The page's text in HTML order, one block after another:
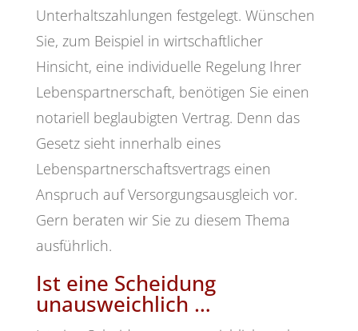
Unterhaltszahlungen festgelegt. Wünschen
Sie, zum Beispiel in wirtschaftlicher
Hinsicht, eine individuelle Regelung Ihrer
Lebenspartnerschaft, benötigen Sie einen
notariell beglaubigten Vertrag. Denn das
Gesetz sieht innerhalb eines
Lebenspartnerschaftsvertrags einen
Anspruch auf Versorgungsausgleich vor.
Gern beraten wir Sie zu diesem Thema
ausführlich.
Ist eine Scheidung
unausweichlich …